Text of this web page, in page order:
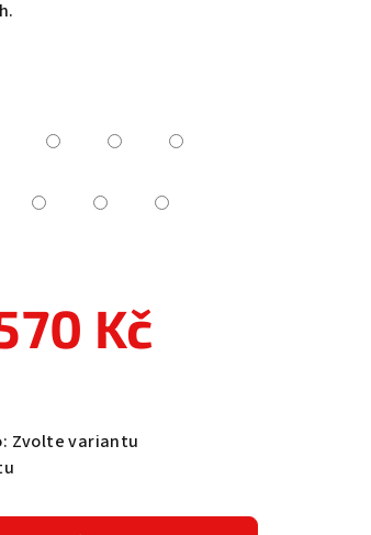
Kč
Zvolte variantu